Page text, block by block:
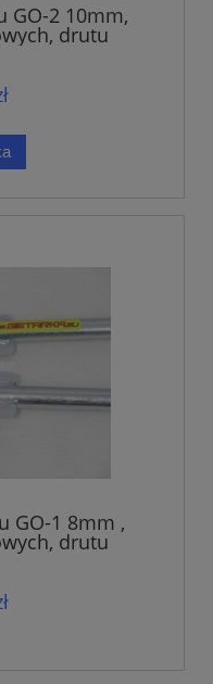
GO-2 10mm,
drutu
GO-1 8mm ,
drutu